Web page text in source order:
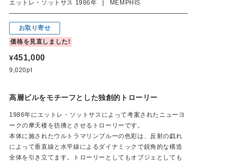
エットレ・ソットサス 1986年 | MEMPHIS
お取り寄せ
価格を見直しました!
¥451,000
9,020pt
高層ビルをモチーフとした独創的トローリー
1986年にエットレ・ソットサスによって考案されたニューヨ
ークの摩天楼を彷彿とさせるトローリーです。
本体に施されたウルトラマリンブルーの色彩は、反射の戯れ
によって垂直線と水平線によるダイナミックで鋭角的な構造
全体を引き立てます。トローリーとしてもオブジェとしても